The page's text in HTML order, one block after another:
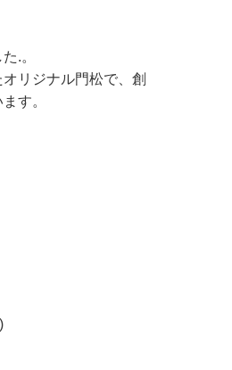
.。
リジナル門松で、創
す。